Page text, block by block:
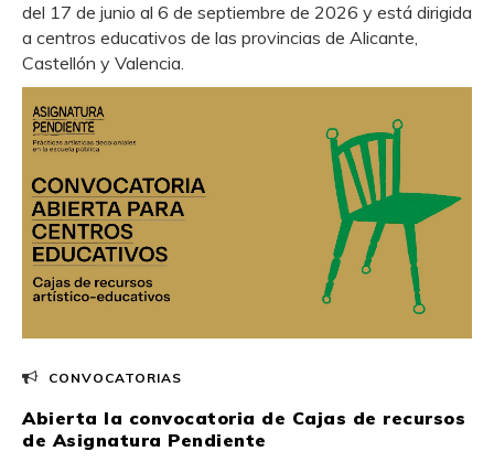
del 17 de junio al 6 de septiembre de 2026 y está dirigida
a centros educativos de las provincias de Alicante,
Castellón y Valencia.
CONVOCATORIAS
Abierta la convocatoria de Cajas de recursos
de Asignatura Pendiente